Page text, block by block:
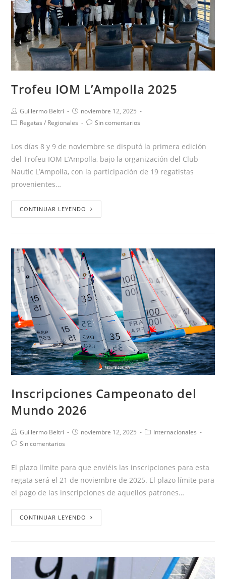
Trofeu IOM L’Ampolla 2025
Guillermo Beltri
noviembre 12, 2025
Regatas / Regionales Sin comentarios
Los días 8 y 9 de noviembre se disputó la primera edición
del Trofeu IOM L’Ampolla, bajo la organización del Club
Nautic L’Ampolla, con la participación de 19 regatistas
provenientes…
CONTINUAR LEYENDO
Inscripciones Campeonato del
Mundo 2026
Guillermo Beltri noviembre 12, 2025
Internacionales
Sin comentarios
El plazo límite para que enviéis las inscripciones para esta
regata será el 21 de noviembre de 2025. El plazo límite para
el pago de las inscripciones de aquellos patrones…
CONTINUAR LEYENDO